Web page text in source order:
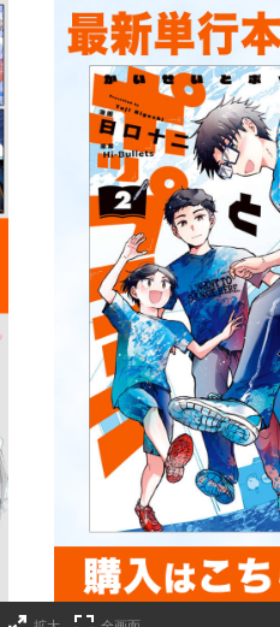
詳細ページへのリンク